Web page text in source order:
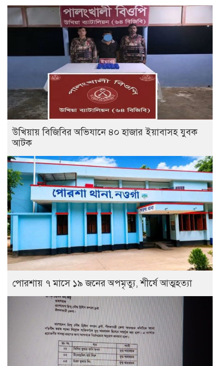
উখিয়ায় বিজিবির অভিযানে ৪০ হাজার ইয়াবাসহ যুবক
আটক
পোরশায় ৭ মাসে ১৯ জনের অপমৃত্যু, শীর্ষে আত্মহত্যা